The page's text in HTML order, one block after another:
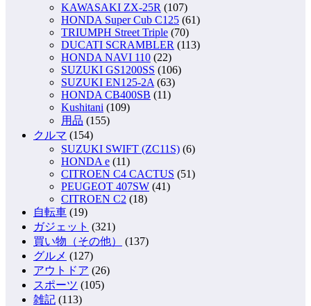
KAWASAKI ZX-25R (107)
HONDA Super Cub C125 (61)
TRIUMPH Street Triple (70)
DUCATI SCRAMBLER (113)
HONDA NAVI 110 (22)
SUZUKI GS1200SS (106)
SUZUKI EN125-2A (63)
HONDA CB400SB (11)
Kushitani (109)
用品 (155)
クルマ (154)
SUZUKI SWIFT (ZC11S) (6)
HONDA e (11)
CITROEN C4 CACTUS (51)
PEUGEOT 407SW (41)
CITROEN C2 (18)
自転車 (19)
ガジェット (321)
買い物（その他）
(137)
グルメ (127)
アウトドア (26)
スポーツ (105)
雑記 (113)